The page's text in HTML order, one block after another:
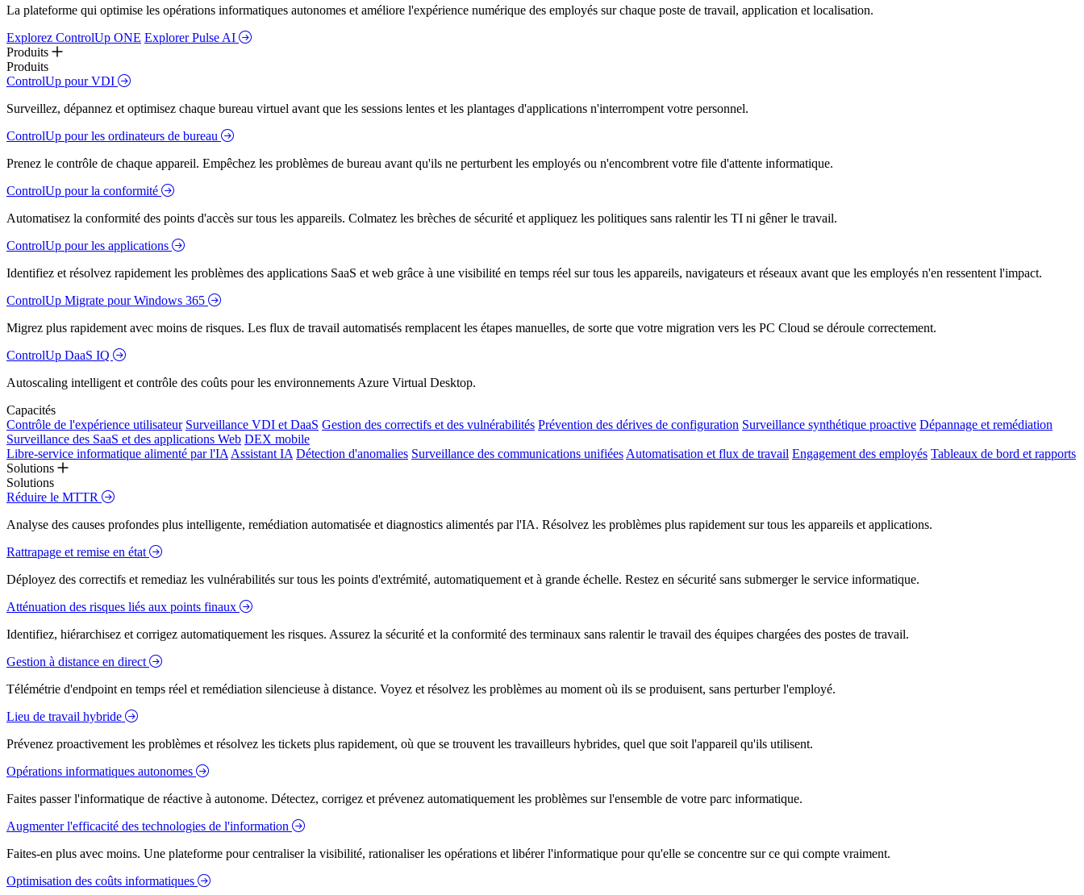
La plateforme qui optimise les opérations informatiques autonomes et améliore l'expérience numérique des employés sur chaque poste de travail, application et localisation.
Explorez ControlUp ONE Explorer Pulse AI
Produits
Produits
ControlUp pour VDI
Surveillez, dépannez et optimisez chaque bureau virtuel avant que les sessions lentes et les plantages d'applications n'interrompent votre personnel.
ControlUp pour les ordinateurs de bureau
Prenez le contrôle de chaque appareil. Empêchez les problèmes de bureau avant qu'ils ne perturbent les employés ou n'encombrent votre file d'attente informatique.
ControlUp pour la conformité
Automatisez la conformité des points d'accès sur tous les appareils. Colmatez les brèches de sécurité et appliquez les politiques sans ralentir les TI ni gêner le travail.
ControlUp pour les applications
Identifiez et résolvez rapidement les problèmes des applications SaaS et web grâce à une visibilité en temps réel sur tous les appareils, navigateurs et réseaux avant que les employés n'en ressentent l'impact.
ControlUp Migrate pour Windows 365
Migrez plus rapidement avec moins de risques. Les flux de travail automatisés remplacent les étapes manuelles, de sorte que votre migration vers les PC Cloud se déroule correctement.
ControlUp DaaS IQ
Autoscaling intelligent et contrôle des coûts pour les environnements Azure Virtual Desktop.
Capacités
Contrôle de l'expérience utilisateur Surveillance VDI et DaaS Gestion des correctifs et des vulnérabilités Prévention des dérives de configuration Surveillance synthétique proactive Dépannage et remédiation
Surveillance des SaaS et des applications Web DEX mobile
Libre-service informatique alimenté par l'IA Assistant IA Détection d'anomalies Surveillance des communications unifiées Automatisation et flux de travail Engagement des employés Tableaux de bord et rapports
Solutions
Solutions
Réduire le MTTR
Analyse des causes profondes plus intelligente, remédiation automatisée et diagnostics alimentés par l'IA. Résolvez les problèmes plus rapidement sur tous les appareils et applications.
Rattrapage et remise en état
Déployez des correctifs et remediaz les vulnérabilités sur tous les points d'extrémité, automatiquement et à grande échelle. Restez en sécurité sans submerger le service informatique.
Atténuation des risques liés aux points finaux
Identifiez, hiérarchisez et corrigez automatiquement les risques. Assurez la sécurité et la conformité des terminaux sans ralentir le travail des équipes chargées des postes de travail.
Gestion à distance en direct
Télémétrie d'endpoint en temps réel et remédiation silencieuse à distance. Voyez et résolvez les problèmes au moment où ils se produisent, sans perturber l'employé.
Lieu de travail hybride
Prévenez proactivement les problèmes et résolvez les tickets plus rapidement, où que se trouvent les travailleurs hybrides, quel que soit l'appareil qu'ils utilisent.
Opérations informatiques autonomes
Faites passer l'informatique de réactive à autonome. Détectez, corrigez et prévenez automatiquement les problèmes sur l'ensemble de votre parc informatique.
Augmenter l'efficacité des technologies de l'information
Faites-en plus avec moins. Une plateforme pour centraliser la visibilité, rationaliser les opérations et libérer l'informatique pour qu'elle se concentre sur ce qui compte vraiment.
Optimisation des coûts informatiques